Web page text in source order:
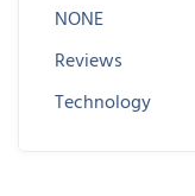
NONE
Reviews
Technology